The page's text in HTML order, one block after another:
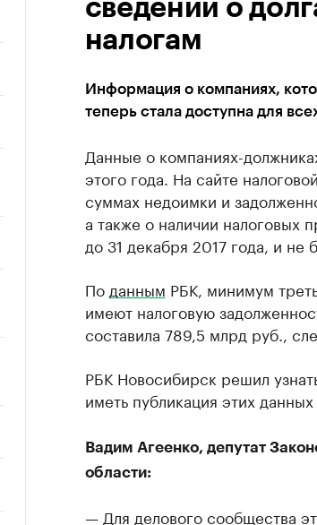
сведений о
налогам
Информация о компаниях,
теперь стала доступна для
Данные о компаниях-
этого года. На сайте
суммах недоимки и
а также о наличии налоговых
до 31 декабря 2017 года, и не
По данным РБК, минимум
имеют налоговую
составила 789,5 млрд руб.,
РБК Новосибирск решил
иметь публикация этих
Вадим Агеенко, депутат
области:
— Для делового сообщества